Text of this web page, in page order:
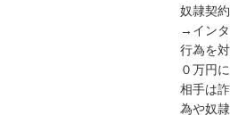
奴隷契
→インタ
行為を
０万円
相手は
為や奴